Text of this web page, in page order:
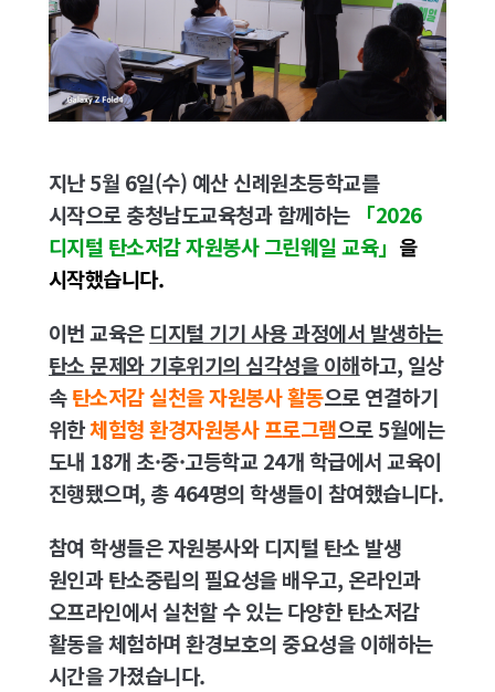
지난 5월 6일(수) 예산 신례원초등학교를
시작으로 충청남도교육청과 함께하는
「2026
디지털 탄소저감 자원봉사 그린웨일 교육」 을
시작했습니다.
이번 교육은디지털 기기 사용 과정에서 발생하는
탄소 문제와 기후위기의 심각성을 이해하고, 일상
속탄소저감 실천을 자원봉사 활동으로 연결하기
위한체험형 환경자원봉사 프로그램으로 5월에는
도내 18개 초·중·고등학교 24개 학급에서 교육이
진행됐으며, 총 464명의 학생들이 참여했습니다.
참여 학생들은 자원봉사와 디지털 탄소 발생
원인과 탄소중립의 필요성을 배우고, 온라인과
오프라인에서 실천할 수 있는 다양한탄소저감
활동을 체험하며 환경보호의 중요성을 이해하는
시간을 가졌습니다.